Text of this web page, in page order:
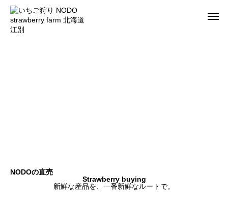
NODOの直売
Strawberry buying
新鮮な産品を、一番新鮮なルートで。